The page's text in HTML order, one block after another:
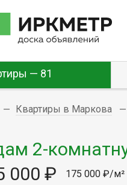
— 81
Квартиры в Маркова
2-
000 ₽
175 000 ₽/м²